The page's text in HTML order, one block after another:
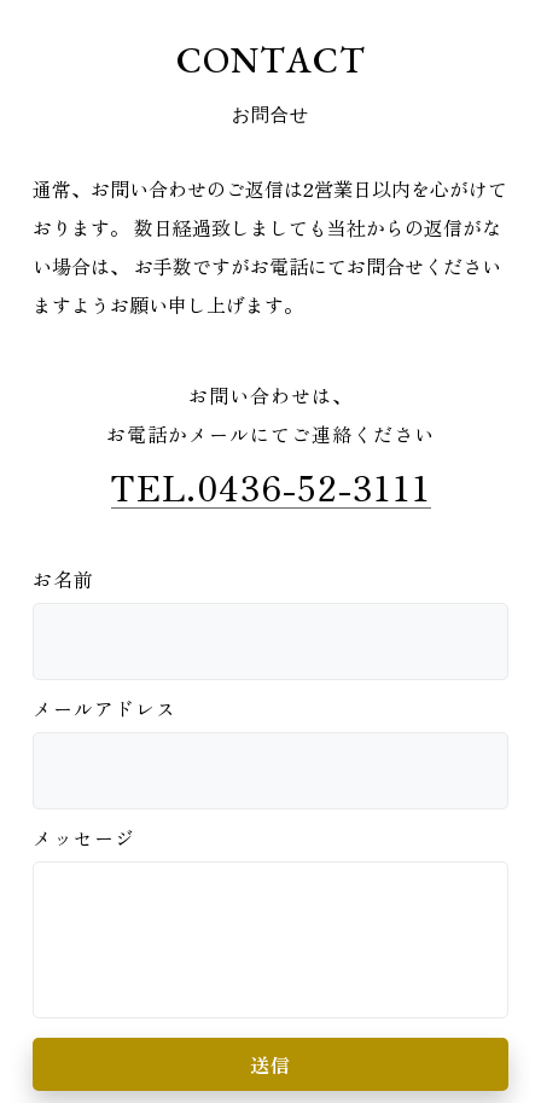
CONTACT
お問合せ
通常、お問い合わせのご返信は2営業日以内を心がけて
おります。 数日経過致しましても当社からの返信がな
い場合は、
お手数ですがお電話にてお問合せください
ますようお願い申し上げます。
お問い合わせは、
お電話かメールにてご連絡ください
TEL.0436-52-3111
お名前
メールアドレス
メッセージ